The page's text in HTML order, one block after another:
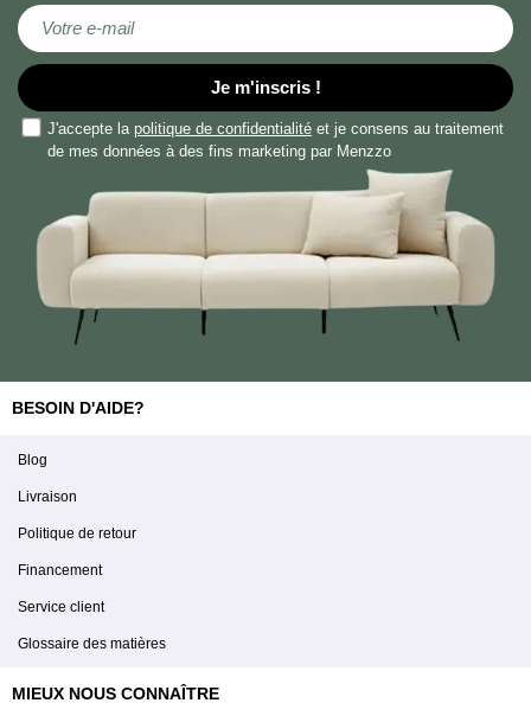
Inscription à notre lettre d’information :
Je m'inscris !
J'accepte la politique de confidentialité et je consens au traitement
de mes données à des fins marketing par Menzzo
BESOIN D'AIDE?
Blog
Livraison
Politique de retour
Financement
Service client
Glossaire des matières
MIEUX NOUS CONNAÎTRE